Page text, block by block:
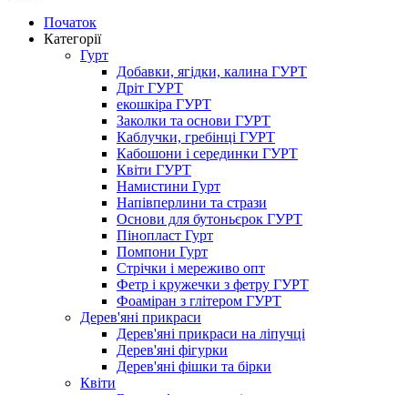
Початок
Категорії
Гурт
Добавки, ягідки, калина ГУРТ
Дріт ГУРТ
екошкіра ГУРТ
Заколки та основи ГУРТ
Каблучки, гребінці ГУРТ
Кабошони і серединки ГУРТ
Квіти ГУРТ
Намистини Гурт
Напівперлини та стрази
Основи для бутоньєрок ГУРТ
Пінопласт Гурт
Помпони Гурт
Стрічки і мереживо опт
Фетр і кружечки з фетру ГУРТ
Фоаміран з глітером ГУРТ
Дерев'яні прикраси
Дерев'яні прикраси на ліпучці
Дерев'яні фігурки
Дерев'яні фішки та бірки
Квіти